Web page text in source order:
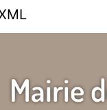
Mairie